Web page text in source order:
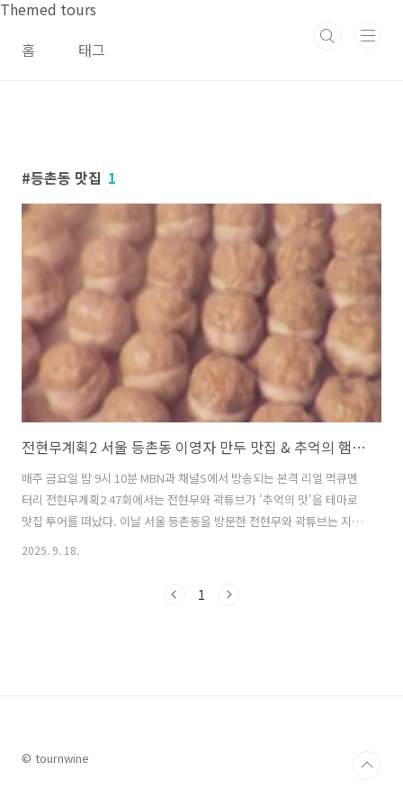
본문 바로가기
Themed tours
홈
태그
등촌동 맛집 1
전현무계획2 서울 등촌동 이영자 만두 맛집 & 추억의 햄버거 맛집 총정리
매주 금요일 밤 9시 10분 MBN과 채널S에서 방송되는 본격 리얼 먹큐멘
터리 전현무계획2 47회에서는 전현무와 곽튜브가 '추억의 맛'을 테마로
맛집 투어를 떠났다. 이날 서울 등촌동을 방문한 전현무와 곽튜브는 지난
번에 등촌동 편에서 찾아갔으나 품절로 인해 맛보지 못했던 이영자의 최
려지며 시청자들의 관심을 끌었다. 이번 글에서는 전현무계획2에서 추억
2025. 9. 18.
1
© tournwine